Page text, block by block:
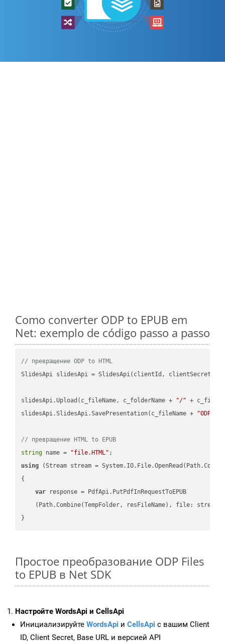
Como converter ODP to EPUB em
Net: exemplo de código passo a passo
// превращение ODP to HTML
SlidesApi slidesApi = SlidesApi(clientId, clientSecret);
slidesApi.Upload(c_fileName, c_folderName + "/" +
slidesApi.SlidesApi.SavePresentation(c_fileName +
"ODP"
// превращение HTML to EPUB
string name = "file.HTML"
using (Stream stream =
{
var response = PdfApi.PutPdfInRequestToEPUB
    (Path.Combine(TempFolder, resFileName), file: stream);
Простое преобразование ODP Files
to EPUB в Net SDK
Настройте WordsApi и CellsApi
Инициализируйте WordsApi и CellsApi с вашим Client
ID, Client Secret, Base URL и версией API